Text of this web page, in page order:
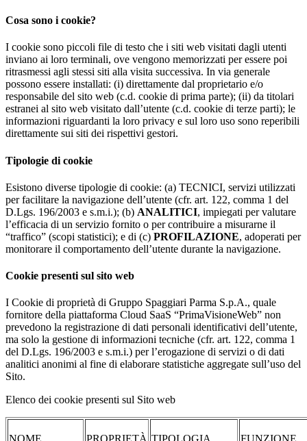
Cosa sono i cookie?
I cookie sono piccoli file di testo che i siti web visitati dagli utenti
inviano ai loro terminali, ove vengono memorizzati per essere poi
ritrasmessi agli stessi siti alla visita successiva. In via generale
possono essere installati: (i) direttamente dal proprietario e/o
responsabile del sito web (c.d. cookie di prima parte); (ii) da titolari
estranei al sito web visitato dall’utente (c.d. cookie di terze parti); le
informazioni riguardanti la loro privacy e sul loro uso sono reperibili
direttamente sui siti dei rispettivi gestori.
Tipologie di cookie
Esistono diverse tipologie di cookie: (a) TECNICI, servizi utilizzati
per facilitare la navigazione dell’utente (cfr. art. 122, comma 1 del
D.Lgs. 196/2003 e s.m.i.); (b) ANALITICI, impiegati per valutare
l’efficacia di un servizio fornito o per contribuire a misurarne il
“traffico” (scopi statistici); e di (c) PROFILAZIONE, adoperati per
monitorare il comportamento dell’utente durante la navigazione.
Cookie presenti sul sito web
I Cookie di proprietà di Gruppo Spaggiari Parma S.p.A., quale
fornitore della piattaforma Cloud SaaS “PrimaVisioneWeb” non
prevedono la registrazione di dati personali identificativi dell’utente,
ma solo la gestione di informazioni tecniche (cfr. art. 122, comma 1
del D.Lgs. 196/2003 e s.m.i.) per l’erogazione di servizi o di dati
analitici anonimi al fine di elaborare statistiche aggregate sull’uso del
Sito.
Elenco dei cookie presenti sul Sito web